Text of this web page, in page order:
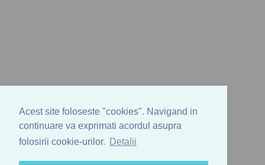
Acest site foloseste "cookies". Navigand in
continuare va exprimati acordul asupra
folosirii cookie-urilor.
Detalii